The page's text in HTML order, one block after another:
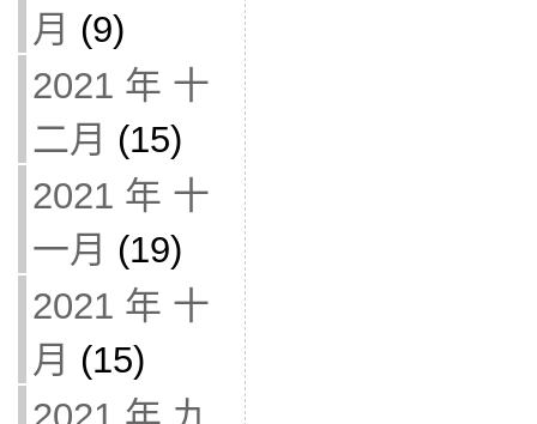
月 (9)
2021 年 十
二月 (15)
2021 年 十
一月 (19)
2021 年 十
月 (15)